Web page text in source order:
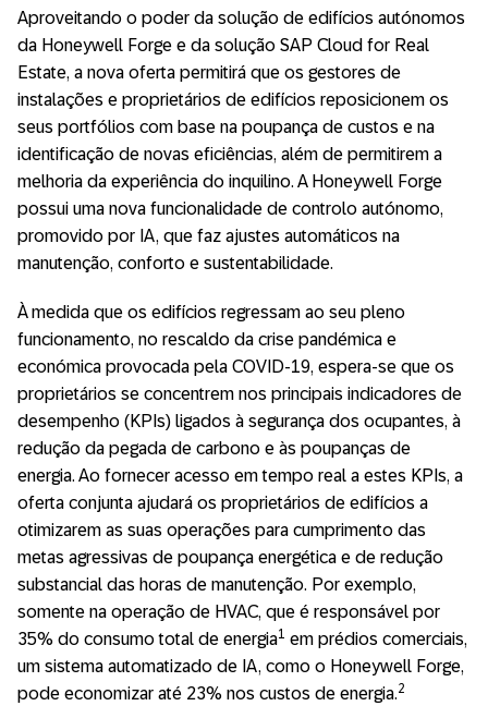
Aproveitando o poder da solução de edifícios autónomos
da Honeywell Forge e da solução SAP Cloud for Real
Estate, a nova oferta permitirá que os gestores de
instalações e proprietários de edifícios reposicionem os
seus portfólios com base na poupança de custos e na
identificação de novas eficiências, além de permitirem a
melhoria da experiência do inquilino. A Honeywell Forge
possui uma nova funcionalidade de controlo autónomo,
promovido por IA, que faz ajustes automáticos na
manutenção, conforto e sustentabilidade.
À medida que os edifícios regressam ao seu pleno
funcionamento, no rescaldo da crise pandémica e
económica provocada pela COVID-19, espera-se que os
proprietários se concentrem nos principais indicadores de
desempenho (KPIs) ligados à segurança dos ocupantes, à
redução da pegada de carbono e às poupanças de
energia. Ao fornecer acesso em tempo real a estes KPIs, a
oferta conjunta ajudará os proprietários de edifícios a
otimizarem as suas operações para cumprimento das
metas agressivas de poupança energética e de redução
substancial das horas de manutenção. Por exemplo,
somente na operação de HVAC, que é responsável por
35% do consumo total de energia1 em prédios comerciais,
um sistema automatizado de IA, como o Honeywell Forge,
pode economizar até 23% nos custos de energia.2